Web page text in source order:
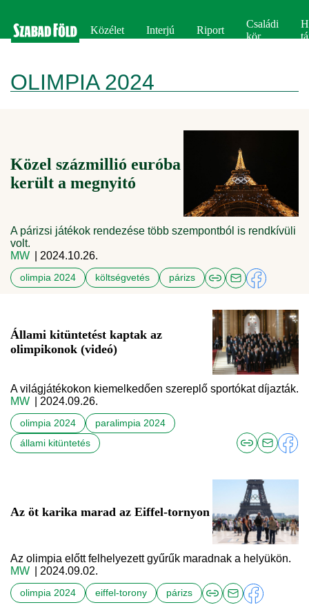
Közélet Interjú Riport
Családi
kör
OLIMPIA 2024
Közel százmillió euróba
került a megnyitó
A párizsi játékok rendezése több szempontból is rendkívüli
volt.
MW
| 2024.10.26.
olimpia 2024 költségvetés párizs
Állami kitüntetést kaptak az
olimpikonok (videó)
A világjátékokon kiemelkedően szereplő sportókat díjazták.
MW
| 2024.09.26.
olimpia 2024
paralimpia 2024
állami kitüntetés
Az öt karika marad az Eiffel-tornyon
Az olimpia előtt felhelyezett gyűrűk maradnak a helyükön.
MW
| 2024.09.02.
olimpia 2024 eiffel-torony párizs